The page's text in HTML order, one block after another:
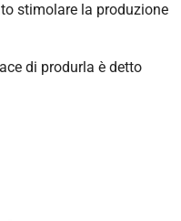
stimolare la produzione
di produrla è detto